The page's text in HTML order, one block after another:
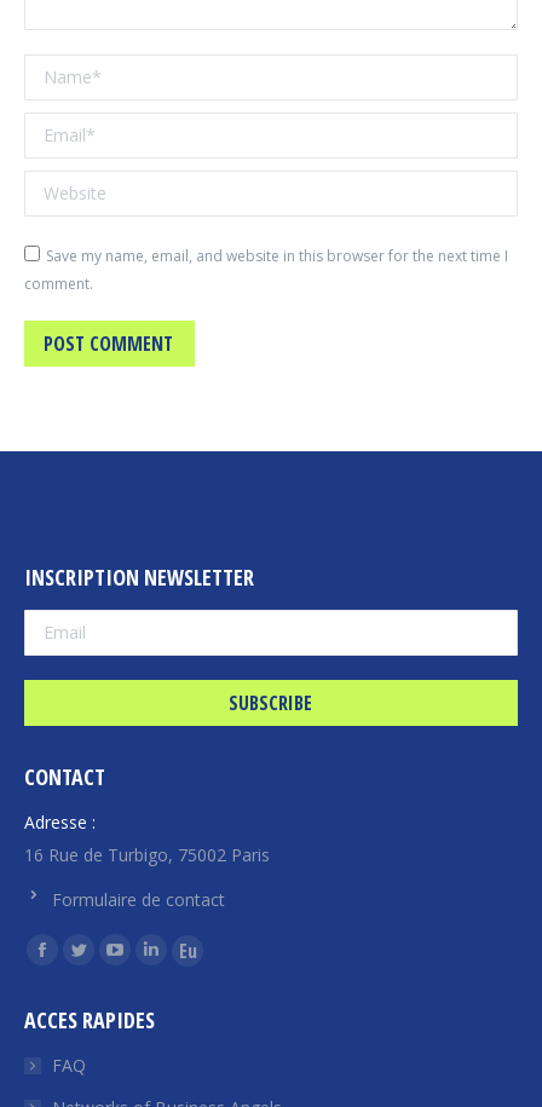
Name *
Email *
Website
Save my name, email, and website in this browser for the next time I
comment.
POST COMMENT
INSCRIPTION NEWSLETTER
CONTACT
Adresse :
16 Rue de Turbigo, 75002 Paris
Formulaire de contact
Find us on:
Facebook
opens
Twitter
opens
in
YouTube
opens
Linkedin
opens
Euroquity
ACCES RAPIDES
FAQ